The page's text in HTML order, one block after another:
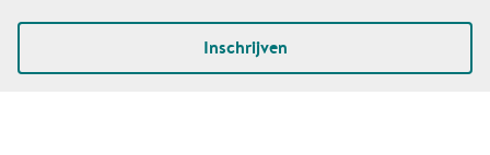
Inschrijven